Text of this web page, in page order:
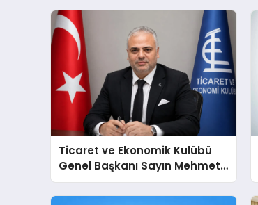
Ticaret ve Ekonomik Kulübü
Genel Başkanı Sayın Mehmet
Ulutaş, ekonomiye dair yaptığı
açıklamada şunları kaydetti: